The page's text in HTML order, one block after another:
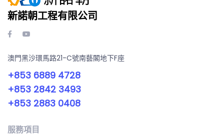
新諾朝工程有限公司
澳門黑沙環馬路21-C號南藝閣地下F座
+853 6889 4728
+853 2842 3493
+853 2883 0408
服務項目